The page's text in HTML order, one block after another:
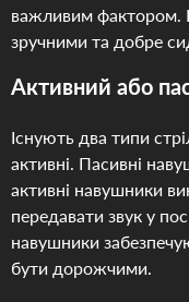
важливим фактором.
зручними та добре
Активний або
Існують два типи
активні. Пасивні
активні навушники
передавати звук у
навушники
бути дорожчими.